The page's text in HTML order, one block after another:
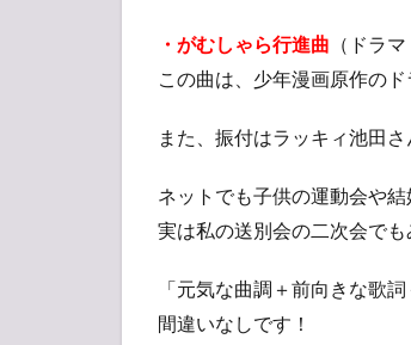
・がむしゃら行進曲 （ドラ
この曲は、少年漫画原作の
また、振付はラッキィ池田
ネットでも子供の運動会や
実は私の送別会の二次会でも
「元気な曲調＋前向きな歌
間違いなしです！